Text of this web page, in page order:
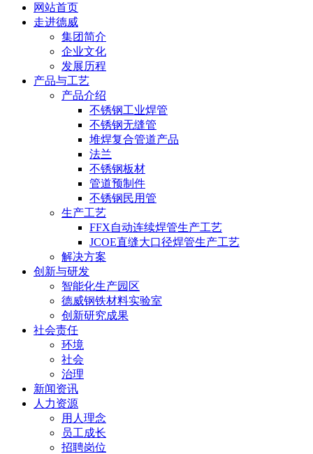
网站首页
走进德威
集团简介
企业文化
发展历程
产品与工艺
产品介绍
不锈钢工业焊管
不锈钢无缝管
堆焊复合管道产品
法兰
不锈钢板材
管道预制件
不锈钢民用管
生产工艺
FFX自动连续焊管生产工艺
JCOE直缝大口径焊管生产工艺
解决方案
创新与研发
智能化生产园区
德威钢铁材料实验室
创新研究成果
社会责任
环境
社会
治理
新闻资讯
人力资源
用人理念
员工成长
招聘岗位